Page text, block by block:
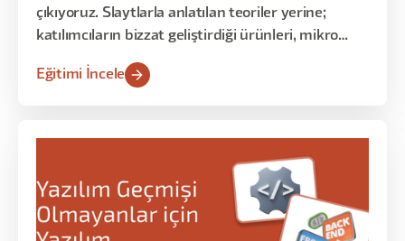
çıkıyoruz. Slaytlarla anlatılan teoriler yerine;
katılımcıların bizzat geliştirdiği ürünleri, mikro
dinliyoruz. Her oturumda farklı katılımcılar
Eğitimi İncele